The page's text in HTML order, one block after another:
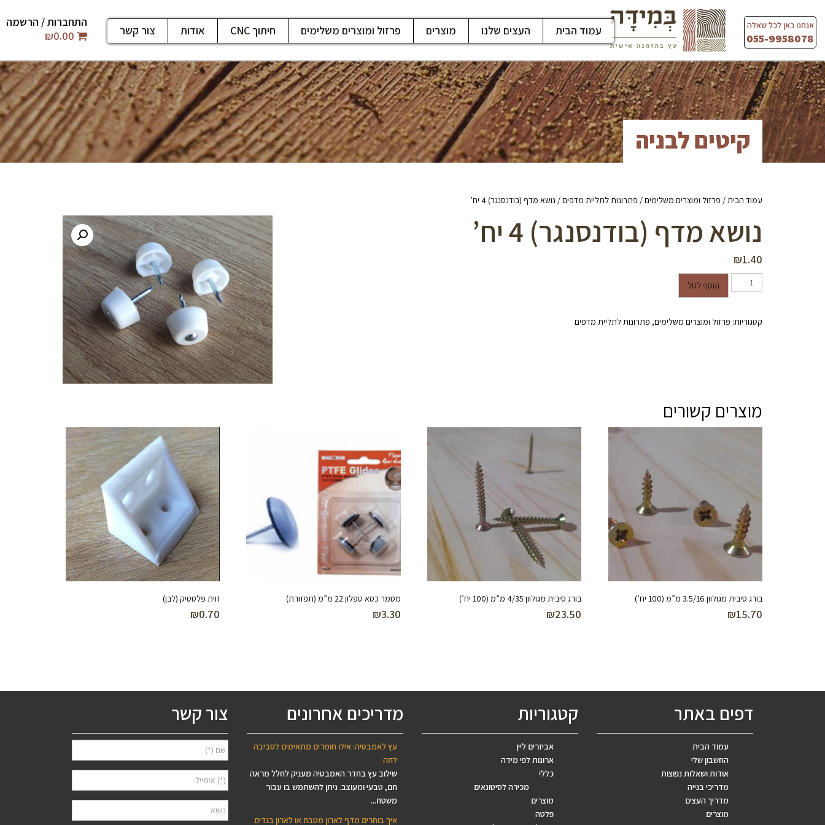
content
אנחנו כאן לכל שאלה
055-9958078
עמוד הבית העצים שלנו מוצרים פרזול ומוצרים משלימים חיתוך CNC אודות צור קשר
התחברות / הרשמה
₪0.00
קיטים לבניה
עמוד הבית/ פרזול ומוצרים משלימים/ פתרונות לתליית מדפים/ נושא מדף (בודנסנגר) 4 יח’
נושא מדף (בודנסנגר) 4 יח’
₪1.40
כמות של נושא מדף (בודנסנגר) 4 יח'
הוסף לסל
קטגוריות: פרזול ומוצרים משלימים, פתרונות לתליית מדפים
מוצרים קשורים
בורג סיבית מגולוון 3.5/16 מ”מ (100 יח’)
₪15.70
בורג סיבית מגולוון 4/35 מ”מ (100 יח’)
₪23.50
מסמר כסא טפלון 22 מ”מ (תפזורת)
₪3.30
זוית פלסטיק (לבן)
₪0.70
דפים באתר
עמוד הבית
החשבון שלי
אודות ושאלות נפוצות
מדריכי בנייה
מדריך העצים
מוצרים
קטגוריות
אביזרים ליין
ארונות לפי מידה
כללי
מכירה לסיטונאים
מוצרים
פלטה
מדריכים אחרונים
עץ לאמבטיה: אילו חומרים מתאימים לסביבה
לחה
שילוב עץ בחדר האמבטיה מעניק לחלל מראה
חם, טבעי ומעוצב. ניתן להשתמש בו עבור
משטח...
איך בוחרים מדף לארון מטבח או לארון בגדים
צור קשר